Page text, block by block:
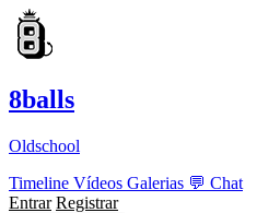
8balls
Oldschool
Timeline Vídeos Galerias 💬 Chat
Entrar Registrar